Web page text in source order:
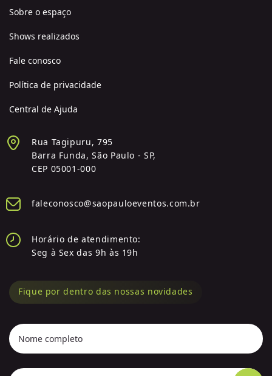
Sobre o espaço
Shows realizados
Fale conosco
Política de privacidade
Central de Ajuda
Rua Tagipuru, 795
Barra Funda, São Paulo - SP,
CEP 05001-000
faleconosco@saopauloeventos.com.br
Horário de atendimento:
Seg à Sex das 9h às 19h
Fique por dentro das nossas novidades
Nome completo